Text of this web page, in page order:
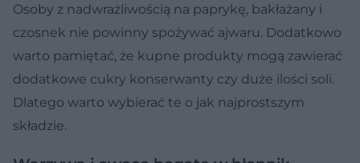
Osoby z nadwrażliwością na paprykę, bakłażany i
czosnek nie powinny spożywać ajwaru. Dodatkowo
warto pamiętać, że kupne produkty mogą zawierać
dodatkowe cukry konserwanty czy duże ilości soli.
Dlatego warto wybierać te o jak najprostszym
składzie.